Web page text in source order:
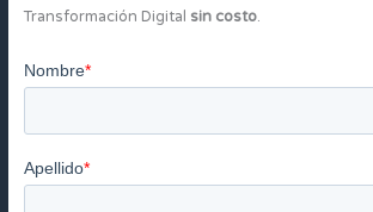
Transformación Digital sin costo.